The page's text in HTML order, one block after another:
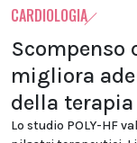
CARDIOLOGIA
Scompenso
migliora
della terapia
Lo studio POLY-HF